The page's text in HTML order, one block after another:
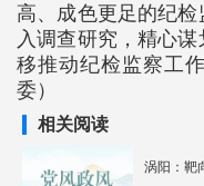
高、成色更足的纪
入调查研究，精心
移推动纪检监察工
委）
相关阅读
涡阳：靶